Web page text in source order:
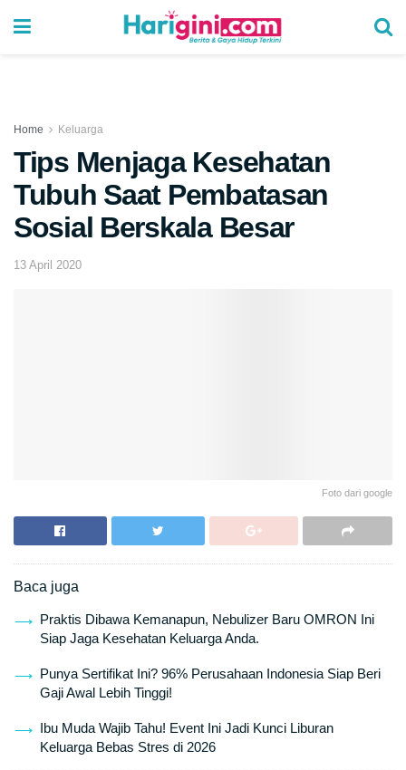
Home Keluarga
Tips Menjaga Kesehatan
Tubuh Saat Pembatasan
Sosial Berskala Besar
13 April 2020
Foto dari google
Baca juga
Praktis Dibawa Kemanapun, Nebulizer Baru OMRON Ini
Siap Jaga Kesehatan Keluarga Anda.
Punya Sertifikat Ini? 96% Perusahaan Indonesia Siap Beri
Gaji Awal Lebih Tinggi!
Ibu Muda Wajib Tahu! Event Ini Jadi Kunci Liburan
Keluarga Bebas Stres di 2026